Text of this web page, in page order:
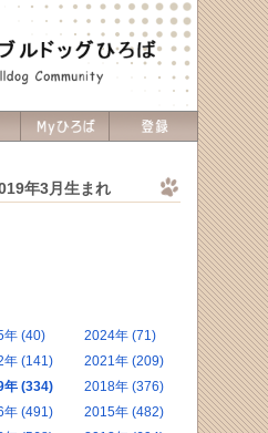
年3月生まれ
年 (40)
2024年 (71)
年 (141)
2021年 (209)
年 (334)
2018年 (376)
年 (491)
2015年 (482)